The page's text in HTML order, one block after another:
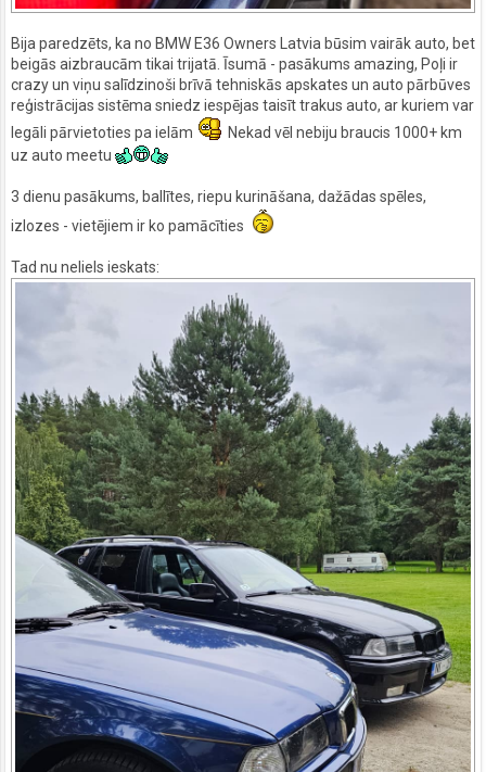
Bija paredzēts, ka no BMW E36 Owners Latvia būsim vairāk auto, bet
beigās aizbraucām tikai trijatā. Īsumā - pasākums amazing, Poļi ir
crazy un viņu salīdzinoši brīvā tehniskās apskates un auto pārbūves
reģistrācijas sistēma sniedz iespējas taisīt trakus auto, ar kuriem var
legāli pārvietoties pa ielām
Nekad vēl nebiju braucis 1000+ km
uz auto meetu
3 dienu pasākums, ballītes, riepu kurināšana, dažādas spēles,
izlozes - vietējiem ir ko pamācīties
Tad nu neliels ieskats: